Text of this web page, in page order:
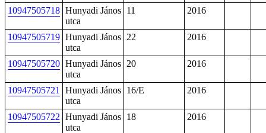
10947505718 Hunyadi János
utca
11 2016
10947505719 Hunyadi János
utca
22 2016
10947505720 Hunyadi János
utca
20 2016
10947505721
Hunyadi János
utca
16/E 2016
10947505722 Hunyadi János
utca
18 2016